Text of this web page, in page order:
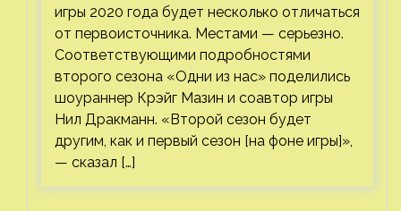
игры 2020 года будет несколько отличаться
от первоисточника. Местами — серьезно.
Соответствующими подробностями
второго сезона «Одни из нас» поделились
шоураннер Крэйг Мазин и соавтор игры
Нил Дракманн. «Второй сезон будет
другим, как и первый сезон [на фоне игры]»,
— сказал […]